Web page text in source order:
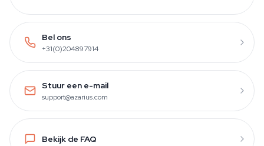
Bel ons
+31(0)204897914
Stuur een e-mail
support@azarius.com
Bekijk de FAQ